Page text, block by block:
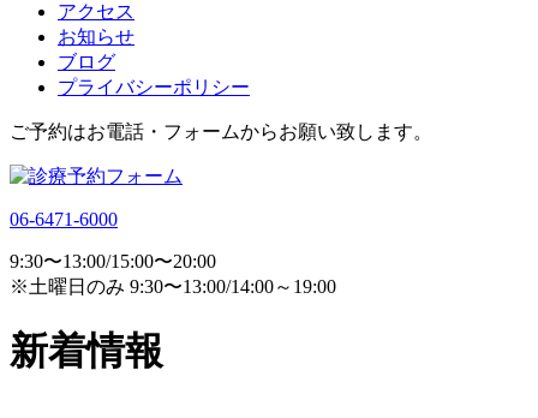
アクセス
お知らせ
ブログ
プライバシーポリシー
ご予約はお電話・フォームからお願い致します。
06-6471-6000
9:30〜13:00/15:00〜20:00
※土曜日のみ 9:30〜13:00/14:00～19:00
新着情報